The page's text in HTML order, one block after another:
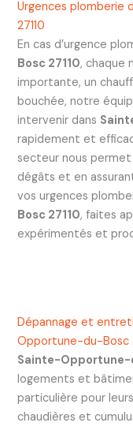
Urgences plomberie
27110
En cas d’urgence
Bosc 27110, chaque
importante, un
bouchée, notre
intervenir dans
rapidement et
secteur nous permet
dégâts et en
vos urgences
Bosc 27110, faites
expérimentés et
Dépannage et
Opportune-du-Bosc
Sainte-Opportune-
logements et
particulière pour
chaudières et